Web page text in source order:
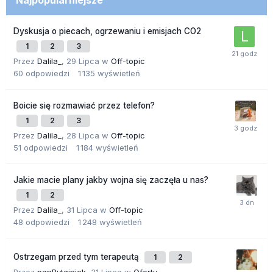
Dyskusja o piecach, ogrzewaniu i emisjach CO2
1 2 3
Przez Dalila_ , 29 Lipca w Off-topic
60 odpowiedzi 1 135 wyświetleń
Boicie się rozmawiać przez telefon?
1 2 3
Przez Dalila_ , 28 Lipca w Off-topic
51 odpowiedzi 1 184 wyświetleń
Jakie macie plany jakby wojna się zaczęła u nas?
1 2
Przez Dalila_ , 31 Lipca w Off-topic
48 odpowiedzi 1 248 wyświetleń
Ostrzegam przed tym terapeutą 1 2